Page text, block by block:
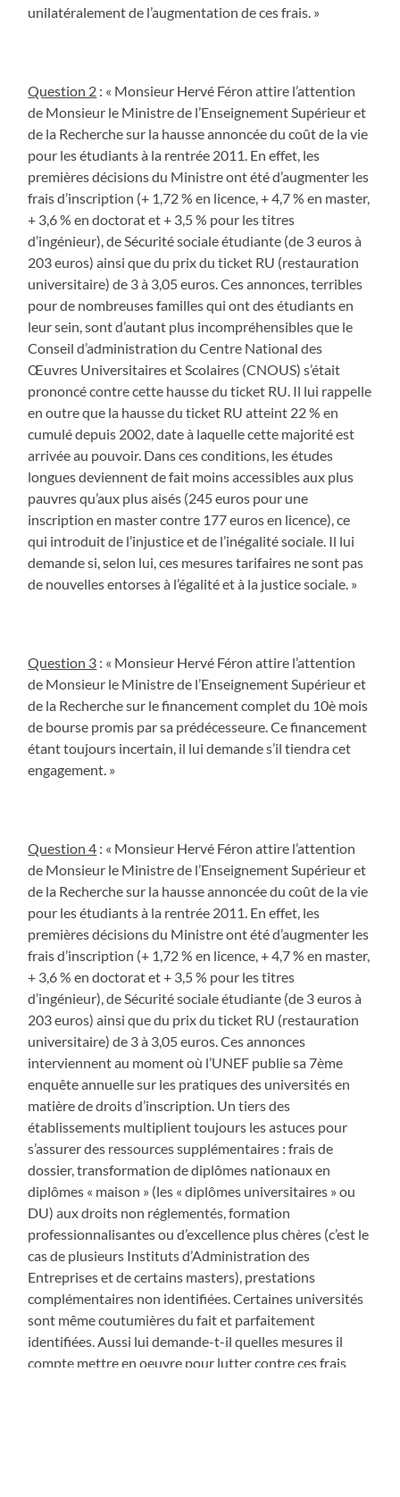
unilatéralement de l’augmentation de ces frais. »
Question 2 : « Monsieur Hervé Féron attire l’attention
de Monsieur le Ministre de l’Enseignement Supérieur et
de la Recherche sur la hausse annoncée du coût de la vie
pour les étudiants à la rentrée 2011. En effet, les
premières décisions du Ministre ont été d’augmenter les
frais d’inscription (+ 1,72 % en licence, + 4,7 % en master,
+ 3,6 % en doctorat et + 3,5 % pour les titres
d’ingénieur), de Sécurité sociale étudiante (de 3 euros à
203 euros) ainsi que du prix du ticket RU (restauration
universitaire) de 3 à 3,05 euros. Ces annonces, terribles
pour de nombreuses familles qui ont des étudiants en
leur sein, sont d’autant plus incompréhensibles que le
Conseil d’administration du Centre National des
Œuvres Universitaires et Scolaires (CNOUS) s’était
prononcé contre cette hausse du ticket RU. Il lui rappelle
en outre que la hausse du ticket RU atteint 22 % en
cumulé depuis 2002, date à laquelle cette majorité est
arrivée au pouvoir. Dans ces conditions, les études
longues deviennent de fait moins accessibles aux plus
pauvres qu’aux plus aisés (245 euros pour une
inscription en master contre 177 euros en licence), ce
qui introduit de l’injustice et de l’inégalité sociale. Il lui
demande si, selon lui, ces mesures tarifaires ne sont pas
de nouvelles entorses à l’égalité et à la justice sociale. »
Question 3 : « Monsieur Hervé Féron attire l’attention
de Monsieur le Ministre de l’Enseignement Supérieur et
de la Recherche sur le financement complet du 10è mois
de bourse promis par sa prédécesseure. Ce financement
étant toujours incertain, il lui demande s’il tiendra cet
engagement. »
Question 4 : « Monsieur Hervé Féron attire l’attention
de Monsieur le Ministre de l’Enseignement Supérieur et
de la Recherche sur la hausse annoncée du coût de la vie
pour les étudiants à la rentrée 2011. En effet, les
premières décisions du Ministre ont été d’augmenter les
frais d’inscription (+ 1,72 % en licence, + 4,7 % en master,
+ 3,6 % en doctorat et + 3,5 % pour les titres
d’ingénieur), de Sécurité sociale étudiante (de 3 euros à
203 euros) ainsi que du prix du ticket RU (restauration
universitaire) de 3 à 3,05 euros. Ces annonces
interviennent au moment où l’UNEF publie sa 7ème
enquête annuelle sur les pratiques des universités en
matière de droits d’inscription. Un tiers des
établissements multiplient toujours les astuces pour
s’assurer des ressources supplémentaires : frais de
dossier, transformation de diplômes nationaux en
diplômes « maison » (les « diplômes universitaires » ou
DU) aux droits non réglementés, formation
professionnalisantes ou d’excellence plus chères (c’est le
cas de plusieurs Instituts d’Administration des
Entreprises et de certains masters), prestations
complémentaires non identifiées. Certaines universités
sont même coutumières du fait et parfaitement
identifiées. Aussi lui demande-t-il quelles mesures il
compte mettre en oeuvre pour lutter contre ces frais